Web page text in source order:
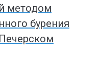
методом
бурения